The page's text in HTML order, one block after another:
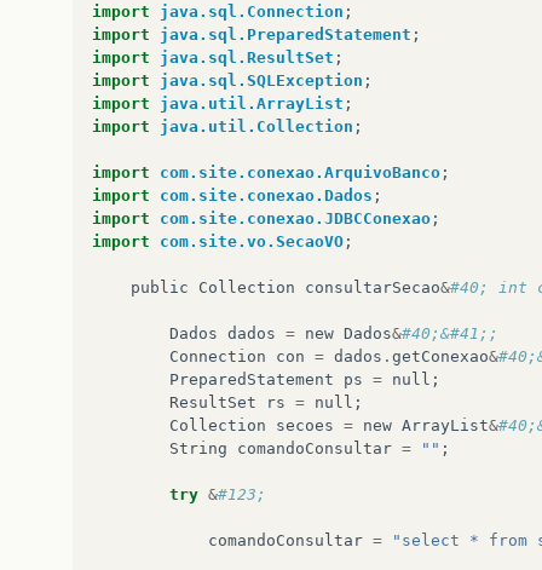
#125;
return categorias
#125; catch &#40; SQLException se
se printStackTrace
#125;
&
import java.sql.Connection ;
import
java.sql.PreparedStatement ;
import
java.sql.ResultSet ;
import
java.sql.SQLException ;
import
java.util.ArrayList ;
import
java.util.Collection ;
import com.site.conexao.ArquivoBanco ;
import
com.site.conexao.Dados ;
import
com.site.conexao.JDBCConexao ;
import
com.site.vo.SecaoVO ;
public Collection consultarSecao&#40; int
Dados dados = new Dados&#40;&#41;;
Connection
con = dados . getConexao&
PreparedStatement
ps = null ;
ResultSet
rs = null ;
Collection
secoes = new ArrayList&
String
comandoConsultar = "" ;
try &#123;
comandoConsultar = "select * from